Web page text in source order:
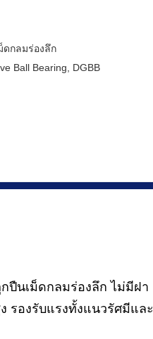
ดกลมร่องลึก
Ball Bearing DGBB
ปืนเม็ดกลมร่องลึก ไม่มีฝา
รองรับแรงทั้งแนวรัศมีและ